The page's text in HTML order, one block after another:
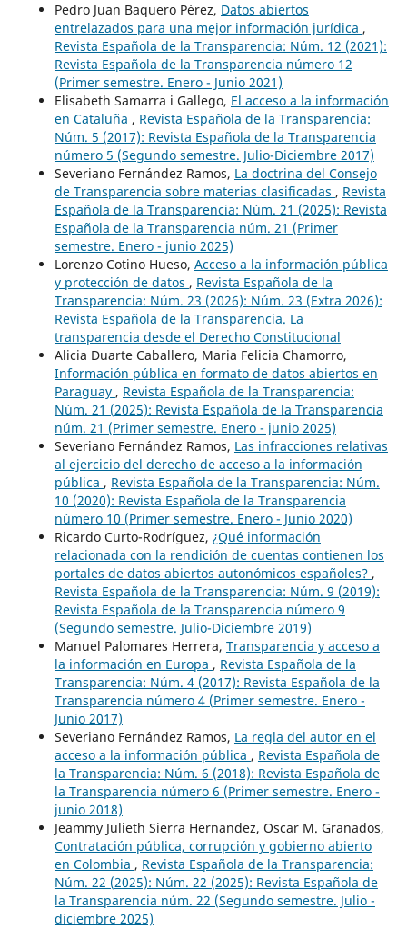
Pedro Juan Baquero Pérez, Datos abiertos
entrelazados para una mejor información jurídica ,
Revista Española de la Transparencia: Núm. 12 (2021):
Revista Española de la Transparencia número 12
(Primer semestre. Enero - Junio 2021)
Elisabeth Samarra i Gallego, El acceso a la información
en Cataluña , Revista Española de la Transparencia:
Núm. 5 (2017): Revista Española de la Transparencia
número 5 (Segundo semestre. Julio-Diciembre 2017)
Severiano Fernández Ramos, La doctrina del Consejo
de Transparencia sobre materias clasificadas , Revista
Española de la Transparencia: Núm. 21 (2025): Revista
Española de la Transparencia núm. 21 (Primer
semestre. Enero - junio 2025)
Lorenzo Cotino Hueso, Acceso a la información pública
y protección de datos , Revista Española de la
Transparencia: Núm. 23 (2026): Núm. 23 (Extra 2026):
Revista Española de la Transparencia. La
transparencia desde el Derecho Constitucional
Alicia Duarte Caballero, Maria Felicia Chamorro,
Información pública en formato de datos abiertos en
Paraguay , Revista Española de la Transparencia:
Núm. 21 (2025): Revista Española de la Transparencia
núm. 21 (Primer semestre. Enero - junio 2025)
Severiano Fernández Ramos, Las infracciones relativas
al ejercicio del derecho de acceso a la información
pública , Revista Española de la Transparencia: Núm.
10 (2020): Revista Española de la Transparencia
número 10 (Primer semestre. Enero - Junio 2020)
Ricardo Curto-Rodríguez, ¿Qué información
relacionada con la rendición de cuentas contienen los
portales de datos abiertos autonómicos españoles? ,
Revista Española de la Transparencia: Núm. 9 (2019):
Revista Española de la Transparencia número 9
(Segundo semestre. Julio-Diciembre 2019)
Manuel Palomares Herrera, Transparencia y acceso a
la información en Europa , Revista Española de la
Transparencia: Núm. 4 (2017): Revista Española de la
Transparencia número 4 (Primer semestre. Enero -
Junio 2017)
Severiano Fernández Ramos, La regla del autor en el
acceso a la información pública , Revista Española de
la Transparencia: Núm. 6 (2018): Revista Española de
la Transparencia número 6 (Primer semestre. Enero -
junio 2018)
Jeammy Julieth Sierra Hernandez, Oscar M. Granados,
Contratación pública, corrupción y gobierno abierto
en Colombia , Revista Española de la Transparencia:
Núm. 22 (2025): Núm. 22 (2025): Revista Española de
la Transparencia núm. 22 (Segundo semestre. Julio -
diciembre 2025)